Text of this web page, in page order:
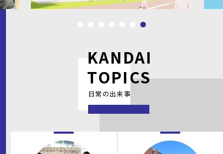
KANDAI
TOPICS
日常の出来事